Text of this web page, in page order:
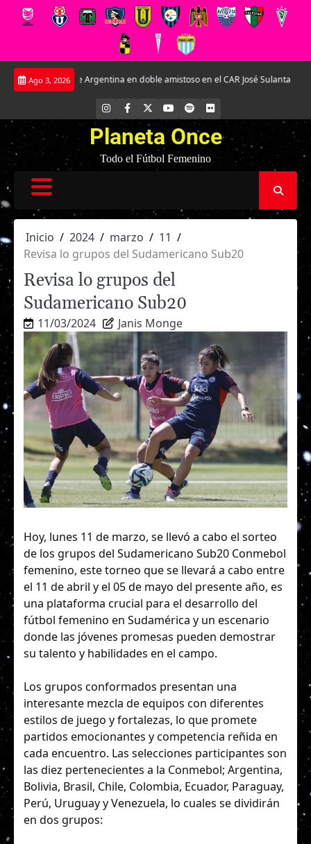
Saltar
Ago 3, 2026
ante Argentina en doble amistoso en el CAR José Sulantay.
INSTAGRAM
FACEBOOK YOUTUBE
SPOTIFYFLICKR
Planeta Once
Todo el Fútbol Femenino
Inicio 2024 marzo
11
Revisa lo grupos del Sudamericano Sub20
Revisa lo grupos del
Sudamericano Sub20
11/03/2024 Janis Monge
Hoy, lunes 11 de marzo, se llevó a cabo el sorteo
de los grupos del Sudamericano Sub20 Conmebol
femenino, este torneo que se llevará a cabo entre
el 11 de abril y el 05 de mayo del presente año, es
una plataforma crucial para el desarrollo del
fútbol femenino en Sudamérica y un escenario
donde las jóvenes promesas pueden demostrar
su talento y habilidades en el campo.
Los grupos conformados presentan una
interesante mezcla de equipos con diferentes
estilos de juego y fortalezas, lo que promete
partidos emocionantes y competencia reñida en
cada encuentro. Las selecciones participantes son
las diez pertenecientes a la Conmebol; Argentina,
Bolivia, Brasil, Chile, Colombia, Ecuador, Paraguay,
Perú, Uruguay y Venezuela, lo cuales se dividirán
en dos grupos: